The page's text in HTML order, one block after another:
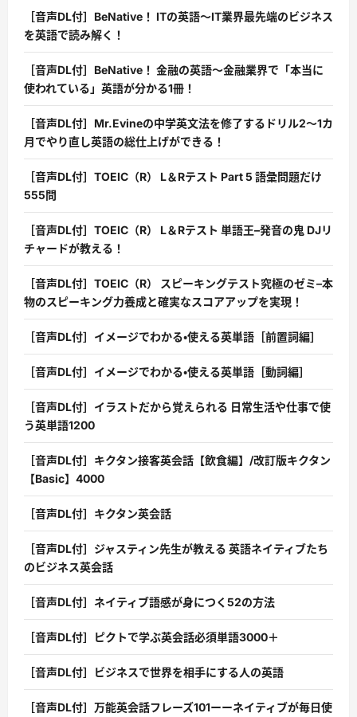
［音声DL付］BeNative！ ITの英語〜IT業界最先端のビジネス
を英語で読み解く！
［音声DL付］BeNative！ 金融の英語〜金融業界で「本当に
使われている」英語が分かる1冊！
［音声DL付］Mr.Evineの中学英文法を修了するドリル2〜1カ
月でやり直し英語の総仕上げができる！
［音声DL付］TOEIC（R） L＆Rテスト Part 5 語彙問題だけ
555問
［音声DL付］TOEIC（R） L＆Rテスト 単語王–発音の鬼 DJリ
チャードが教える！
［音声DL付］TOEIC（R） スピーキングテスト究極のゼミ–本
物のスピーキング力養成と確実なスコアアップを実現！
［音声DL付］イメージでわかる・使える英単語［前置詞編］
［音声DL付］イメージでわかる・使える英単語［動詞編］
［音声DL付］イラストだから覚えられる 日常生活や仕事で使
う英単語1200
［音声DL付］キクタン接客英会話【飲食編】/改訂版キクタン
【Basic】4000
［音声DL付］キクタン英会話
［音声DL付］ジャスティン先生が教える 英語ネイティブたち
のビジネス英会話
［音声DL付］ネイティブ語感が身につく52の方法
［音声DL付］ピクトで学ぶ英会話必須単語3000＋
［音声DL付］ビジネスで世界を相手にする人の英語
［音声DL付］万能英会話フレーズ101ーーネイティブが毎日使